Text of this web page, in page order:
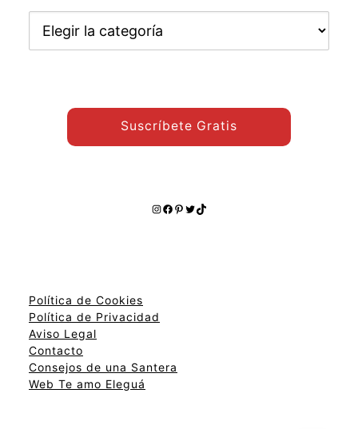
otros
Suscríbete Gratis
Instagram
Facebook
Pinterest
Twitter
TikTok
Política de Cookies
Política de Privacidad
Aviso Legal
Contacto
Consejos de una Santera
Web Te amo Eleguá